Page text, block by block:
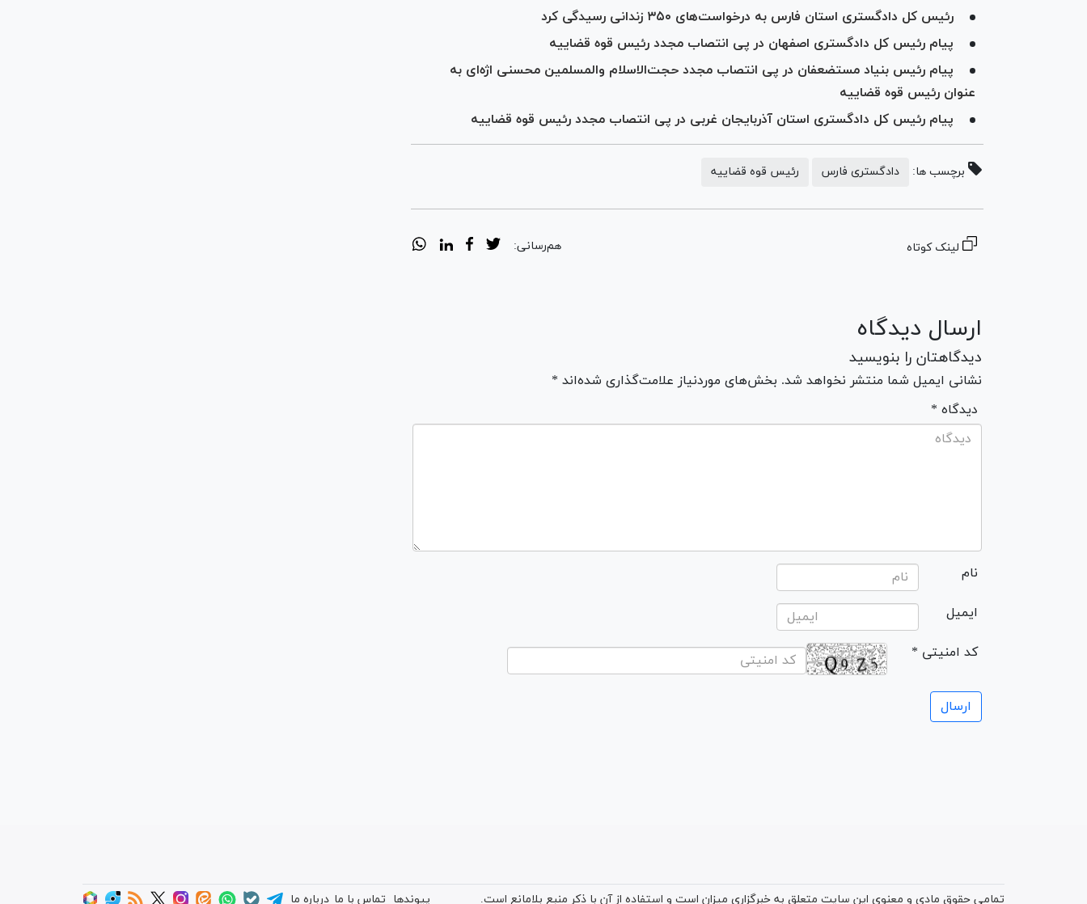
رئیس کل دادگستری استان فارس به درخواست‌های ۳۵۰ زندانی رسیدگی کرد
پیام رئیس کل دادگستری اصفهان در پی انتصاب مجدد رئیس قوه قضاییه
پیام رئیس بنیاد مستضعفان در پی انتصاب مجدد حجت‌الاسلام والمسلمین محسنی اژه‌ای به
عنوان رئیس قوه قضاییه
پیام رئیس کل دادگستری استان آذربایجان غربی در پی انتصاب مجدد رئیس قوه قضاییه
برچسب ها: دادگستری فارس رئیس قوه قضاییه
لینک کوتاه هم‌رسانی:
ارسال دیدگاه
دیدگاهتان را بنویسید
نشانی ایمیل شما منتشر نخواهد شد. بخش‌های موردنیاز علامت‌گذاری شده‌اند *
* دیدگاه
نام
ایمیل
* کد امنیتی
تمامی حقوق مادی و معنوی این سایت متعلق به خبرگزاری میزان است و استفاده از آن با ذکر منبع بلامانع است. پیوندها تماس با ما درباره ما